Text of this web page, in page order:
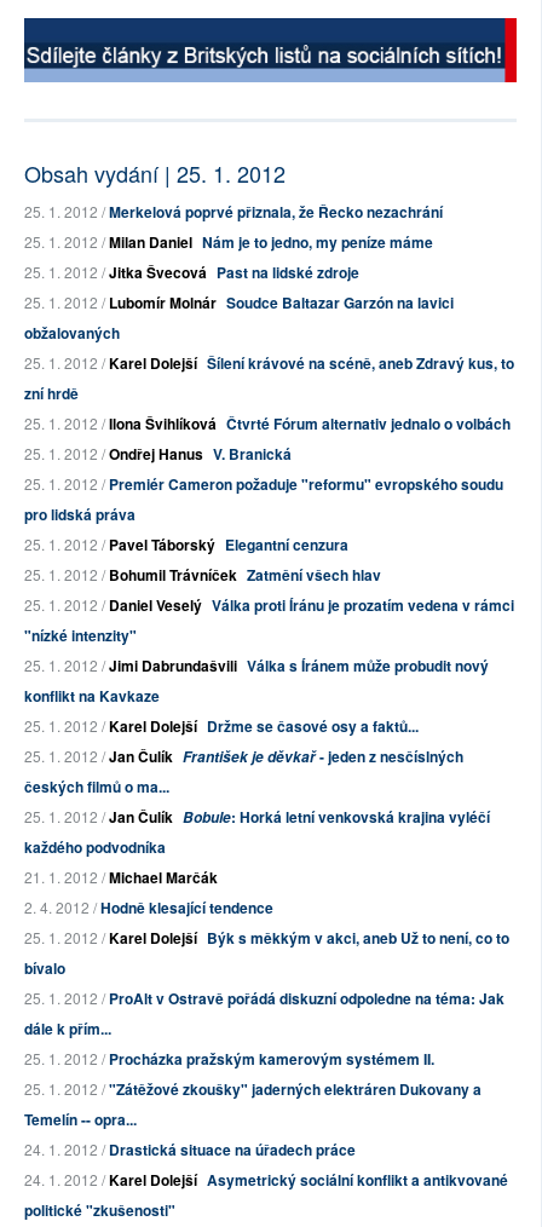
Obsah vydání | 25. 1. 2012
25. 1. 2012 /Merkelová poprvé přiznala, že Řecko nezachrání
25. 1. 2012 /Milan Daniel Nám je to jedno, my peníze máme
25. 1. 2012 /Jitka Švecová Past na lidské zdroje
25. 1. 2012 /Lubomír Molnár Soudce Baltazar Garzón na lavici
obžalovaných
25. 1. 2012 /Karel Dolejší Šílení krávové na scéně, aneb Zdravý kus, to
zní hrdě
25. 1. 2012 /Ilona Švihlíková Čtvrté Fórum alternativ jednalo o volbách
25. 1. 2012 /Ondřej Hanus V. Branická
25. 1. 2012 /Premiér Cameron požaduje "reformu" evropského soudu
pro lidská práva
25. 1. 2012 /Pavel Táborský Elegantní cenzura
25. 1. 2012 /Bohumil Trávníček Zatmění všech hlav
25. 1. 2012 /Daniel Veselý Válka proti Íránu je prozatím vedena v rámci
"nízké intenzity"
25. 1. 2012 /Jimi Dabrundašvili Válka s Íránem může probudit nový
konflikt na Kavkaze
25. 1. 2012 /Karel Dolejší Držme se časové osy a faktů...
25. 1. 2012 /Jan Čulík František je děvkař- jeden z nesčíslných
českých filmů o ma...
25. 1. 2012 /Jan Čulík Bobule: Horká letní venkovská krajina vyléčí
každého podvodníka
21. 1. 2012 /Michael Marčák
2. 4. 2012 /Hodně klesající tendence
25. 1. 2012 /Karel Dolejší Býk s měkkým v akci, aneb Už to není, co to
bívalo
25. 1. 2012 /ProAlt v Ostravě pořádá diskuzní odpoledne na téma: Jak
dále k přím...
25. 1. 2012 /Procházka pražským kamerovým systémem II.
25. 1. 2012 /"Zátěžové zkoušky" jaderných elektráren Dukovany a
Temelín -- opra...
24. 1. 2012 /Drastická situace na úřadech práce
24. 1. 2012 /Karel Dolejší Asymetrický sociální konflikt a antikvované
politické "zkušenosti"